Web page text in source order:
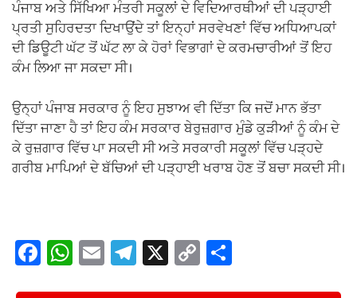
ਪੰਜਾਬ ਅਤੇ ਸਿੱਖਿਆ ਮੰਤਰੀ ਸਕੂਲਾਂ ਦੇ ਵਿਦਿਆਰਥੀਆਂ ਦੀ ਪੜ੍ਹਾਈ
ਪ੍ਰਤੀ ਸੁਹਿਰਦਤਾ ਦਿਖਾਉਂਦੇ ਤਾਂ ਇਨ੍ਹਾਂ ਸਰਵੇਖਣਾਂ ਵਿੱਚ ਅਧਿਆਪਕਾਂ
ਦੀ ਡਿਊਟੀ ਘੱਟ ਤੋਂ ਘੱਟ ਲਾ ਕੇ ਹੋਰਾਂ ਵਿਭਾਗਾਂ ਦੇ ਕਰਮਚਾਰੀਆਂ ਤੋਂ ਇਹ
ਕੰਮ ਲਿਆ ਜਾ ਸਕਦਾ ਸੀ।
ਉਨ੍ਹਾਂ ਪੰਜਾਬ ਸਰਕਾਰ ਨੂੰ ਇਹ ਸੁਝਾਅ ਵੀ ਦਿੱਤਾ ਕਿ ਜਦੋਂ ਮਾਨ ਭੱਤਾ
ਦਿੱਤਾ ਜਾਣਾ ਹੈ ਤਾਂ ਇਹ ਕੰਮ ਸਰਕਾਰ ਬੇਰੁਜ਼ਗਾਰ ਮੁੰਡੇ ਕੁੜੀਆਂ ਨੂੰ ਕੰਮ ਦੇ
ਕੇ ਰੁਜ਼ਗਾਰ ਵਿੱਚ ਪਾ ਸਕਦੀ ਸੀ ਅਤੇ ਸਰਕਾਰੀ ਸਕੂਲਾਂ ਵਿੱਚ ਪੜ੍ਹਦੇ
ਗਰੀਬ ਮਾਪਿਆਂ ਦੇ ਬੱਚਿਆਂ ਦੀ ਪੜ੍ਹਾਈ ਖਰਾਬ ਹੋਣ ਤੋਂ ਬਚਾ ਸਕਦੀ ਸੀ।
F W E T X C